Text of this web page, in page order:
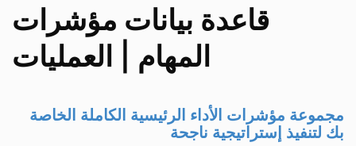
قاعدة بيانات مؤشرات
المهام | العمليات
مجموعة مؤشرات الأداء الرئيسية الكاملة الخاصة
بك لتنفيذ إستراتيجية ناجحة